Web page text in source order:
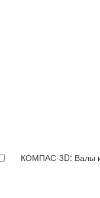
КОМПАС-3D: Валы